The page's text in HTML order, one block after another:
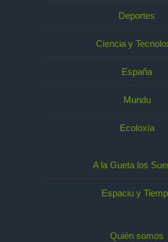
Deportes
Ciencia y
España
Mundu
Ecoloxía
A la Gueta los
Espaciu y
Quién somos